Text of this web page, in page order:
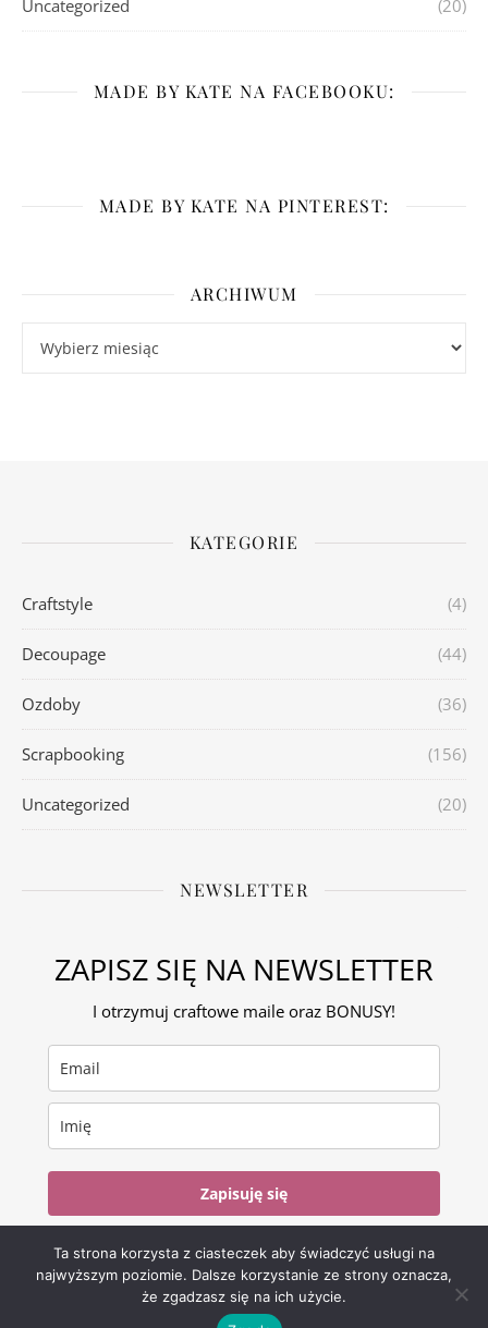
Uncategorized (20)
MADE BY KATE NA FACEBOOKU:
MADE BY KATE NA PINTEREST:
ARCHIWUM
KATEGORIE
Craftstyle (4)
Decoupage (44)
Ozdoby (36)
Scrapbooking (156)
Uncategorized (20)
NEWSLETTER
ZAPISZ SIĘ NA NEWSLETTER
I otrzymuj craftowe maile oraz BONUSY!
Zapisuję się
WP Royal
Ta strona korzysta z ciasteczek aby świadczyć usługi na
najwyższym poziomie. Dalsze korzystanie ze strony oznacza,
że zgadzasz się na ich użycie.